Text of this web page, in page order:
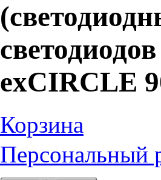
exCIRCLE
Корзина
Персональный